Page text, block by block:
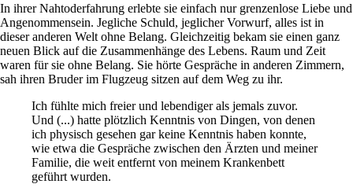
In ihrer Nahtoderfahrung erlebte sie einfach nur grenzenlose Liebe und
Angenommensein. Jegliche Schuld, jeglicher Vorwurf, alles ist in
dieser anderen Welt ohne Belang. Gleichzeitig bekam sie einen ganz
neuen Blick auf die Zusammenhänge des Lebens. Raum und Zeit
waren für sie ohne Belang. Sie hörte Gespräche in anderen Zimmern,
sah ihren Bruder im Flugzeug sitzen auf dem Weg zu ihr.
Ich fühlte mich freier und lebendiger als jemals zuvor.
Und (...) hatte plötzlich Kenntnis von Dingen, von denen
ich physisch gesehen gar keine Kenntnis haben konnte,
wie etwa die Gespräche zwischen den Ärzten und meiner
Familie, die weit entfernt von meinem Krankenbett
geführt wurden.